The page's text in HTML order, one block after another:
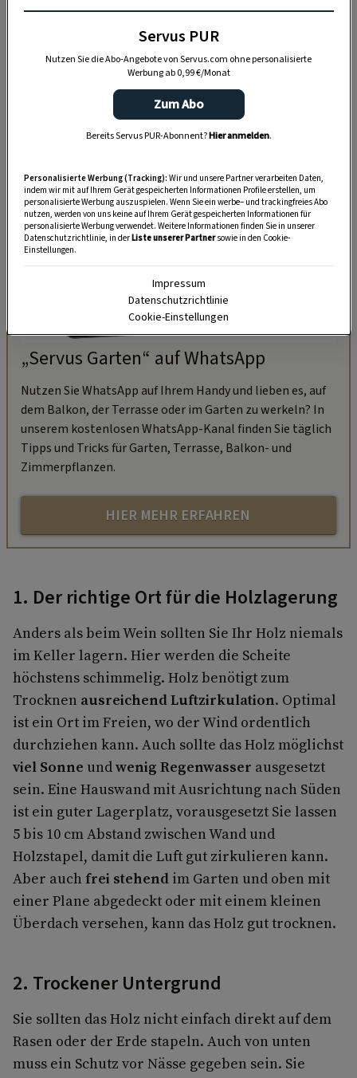
Wer im Winter über ausreichend Brennholz
verfügen möchte, muss rechtzeitig mit dem
Holzspalten beginnen (das funktioniert am
besten im feuchten Zustand) und ein paar
wichtige Regeln bei der Lagerung beachten.
„Servus Garten“ auf WhatsApp
Nutzen Sie WhatsApp auf Ihrem Handy und lieben es, auf
dem Balkon, der Terrasse oder im Garten zu werkeln? In
unserem kostenlosen WhatsApp-Kanal finden Sie täglich
Tipps und Tricks für Garten, Terrasse, Balkon- und
Zimmerpflanzen.
HIER MEHR ERFAHREN
1. Der richtige Ort für die Holzlagerung
Anders als beim Wein sollten Sie Ihr Holz niemals
im Keller lagern. Hier werden die Scheite
höchstens schimmelig. Holz benötigt zum
Trocknen ausreichend Luftzirkulation. Optimal
ist ein Ort im Freien, wo der Wind ordentlich
durchziehen kann. Auch sollte das Holz möglichst
viel Sonne undwenig Regenwasser ausgesetzt
sein. Eine Hauswand mit Ausrichtung nach Süden
ist ein guter Lagerplatz, vorausgesetzt Sie lassen
5 bis 10 cm Abstand zwischen Wand und
Holzstapel, damit die Luft gut zirkulieren kann.
Aber auch frei stehend im Garten und oben mit
einer Plane abgedeckt oder mit einem kleinen
Überdach versehen, kann das Holz gut trocknen.
2. Trockener Untergrund
Sie sollten das Holz nicht einfach direkt auf dem
Rasen oder der Erde stapeln. Auch von unten
muss ein Schutz vor Nässe gegeben sein. Sie
Servus PUR
Nutzen Sie die Abo-Angebote von Servus.com ohne personalisierte
Werbung ab 0,99 €/Monat
Zum Abo
Bereits Servus PUR-Abonnent?Hier anmelden.
Personalisierte Werbung (Tracking): Wir und unsere Partner verarbeiten Daten,
indem wir mit auf Ihrem Gerät gespeicherten Informationen Profile erstellen, um
personalisierte Werbung auszuspielen. Wenn Sie ein werbe– und trackingfreies Abo
nutzen, werden von uns keine auf Ihrem Gerät gespeicherten Informationen für
personalisierte Werbung verwendet. Weitere Informationen finden Sie in unserer
Datenschutzrichtlinie, in derListe unserer Partnersowie in den Cookie-
Einstellungen.
Impressum
Datenschutzrichtlinie
Cookie-Einstellungen